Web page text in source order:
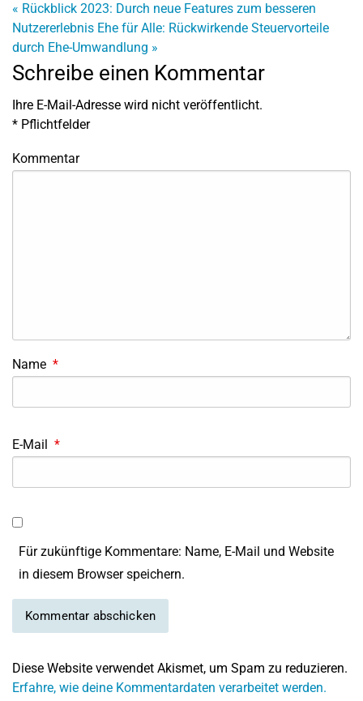
« Rückblick 2023: Durch neue Features zum besseren
Nutzererlebnis Ehe für Alle: Rückwirkende Steuervorteile
durch Ehe-Umwandlung »
Schreibe einen Kommentar
Ihre E-Mail-Adresse wird nicht veröffentlicht.
* Pflichtfelder
Kommentar
Name *
E-Mail *
Für zukünftige Kommentare: Name, E-Mail und Website
in diesem Browser speichern.
Diese Website verwendet Akismet, um Spam zu reduzieren.
Erfahre, wie deine Kommentardaten verarbeitet werden.